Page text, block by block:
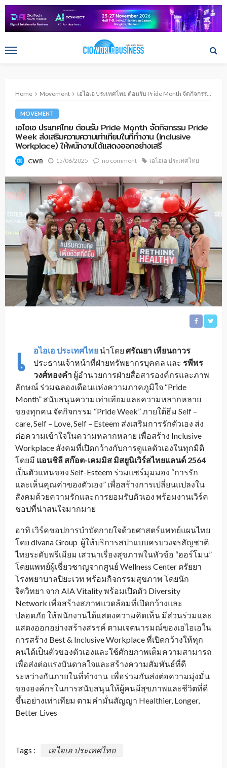
Home Movement เอไอเอ ประเทศไทย ต้อนรับ Pride Month จัดกิจกรรม Pride Week ส่งเสริมความความเท่าเทียมในที่ทำงาน (Inclusive Workplace) ให้พนักงานได้แสดงออกอย่างเสรี
MOVEMENT
เอไอเอ ประเทศไทย ต้อนรับ Pride Month จัดกิจกรรม Pride
Week ส่งเสริมความความเท่าเทียมในที่ทำงาน (Inclusive
Workplace) ให้พนักงานได้แสดงออกอย่างเสรี
CWB 15/06/2025 no comment เอไอเอ ประเทศไทย
เ อไอเอ ประเทศไทย นำโดย ศรัณยา เทียนถาวร
ประธานเจ้าหน้าที่ฝ่ายทรัพยากรบุคคล และ รพีพร
วงศ์ทองคำ ผู้อำนวยการฝ่ายสื่อสารองค์กรและภาพ
ลักษณ์ ร่วมฉลองเดือนแห่งความภาคภูมิใจ “Pride
Month” สนับสนุนความเท่าเทียมและความหลากหลาย
ของทุกคน จัดกิจกรรม “Pride Week” ภายใต้ธีม Self –
care, Self – Love, Self – Esteem ส่งเสริมการรักตัวเอง ส่ง
ต่อความเข้าใจในความหลากหลาย เพื่อสร้าง Inclusive
Workplace สังคมที่เปิดกว้างกับการดูแลตัวเองในทุกมิติ
โดยมี แอนชิลี สก๊อต-เคมมิส มิสยูนิเวิร์สไทยแลนด์ 2564
เป็นตัวแทนของ Self-Esteem ร่วมแชร์มุมมอง “การรัก
และเห็นคุณค่าของตัวเอง” เพื่อสร้างการเปลี่ยนแปลงใน
สังคมด้วยความรักและการยอมรับตัวเอง พร้อมงานเวิร์ค
ชอปที่น่าสนใจมากมาย
อาทิ เวิร์คชอปการบำบัดกายใจด้วยศาสตร์แพทย์แผนไทย
โดย divana Group ผู้ให้บริการสปาแบบครบวงจรสัญชาติ
ไทยระดับพรีเมียม เสวนาเรื่องสุขภาพในหัวข้อ “ฮอร์โมน”
โดยแพทย์ผู้เชี่ยวชาญจากศูนย์ Wellness Center ตรัยยา
โรงพยาบาลปิยะเวท พร้อมกิจกรรมสุขภาพ โดยนัก
จิตวิทยา จาก AIA Vitality พร้อมเปิดตัว Diversity
Network เพื่อสร้างสภาพแวดล้อมที่เปิดกว้างและ
ปลอดภัย ให้พนักงานได้แสดงความคิดเห็น มีส่วนร่วมและ
แสดงออกอย่างสร้างสรรค์ ตามเจตนารมณ์ของเอไอเอใน
การสร้าง Best & Inclusive Workplace ที่เปิดกว้างให้ทุก
คนได้เป็นตัวของตัวเองและใช้ศักยภาพเต็มความสามารถ
เพื่อส่งต่อแรงบันดาลใจและสร้างความสัมพันธ์ที่ดี
ระหว่างกันภายในที่ทำงาน เพื่อร่วมกันส่งต่อความมุ่งมั่น
ขององค์กรในการสนับสนุนให้ผู้คนมีสุขภาพและชีวิตที่ดี
ขึ้นอย่างเท่าเทียม ตามคำมั่นสัญญา Healthier, Longer,
Better Lives
Tags : เอไอเอ ประเทศไทย